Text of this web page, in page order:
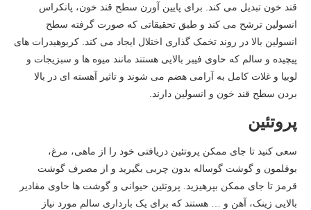
قند خون تبدیل می کند. برای پایین آورن سطح قند خون، پانکراس
انسولین ترشح می کند و طبق تحقیقاتی که صورت گرفته سطح
انسولین بالا در روند تخمک گذاری اختلال ایجاد می کند. کربوهیدرات های
پیچیده و سالم که حاوی فیبر بالایی هستند مانند میوه ها و سبزیجات و
لوبیا و غلات کامل به آرامی هضم می شوند و تاثیر آهسته ای در بالا
بردن سطح قند خون و انسولین دارند.
پروتئین
سعی کنید تا جای ممکن پروتئین دریافتی خود را از ماهی، مرغ،
بوقلمون و گوشت گوساله بدون چربی بگیرید و از مصرف گوشت
قرمز تا جای ممکن بپرهیزید. پروتئین حیوانی و گوشت ها حاوی مقادیر
بالایی زینک، آهن و … هستند که برای یک بارداری سالم مورد نیاز